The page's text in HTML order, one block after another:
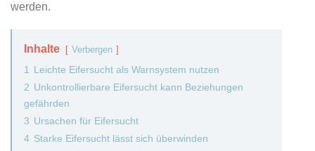
werden.
Inhalte Verbergen
1 Leichte Eifersucht als Warnsystem nutzen
2 Unkontrollierbare Eifersucht kann Beziehungen
gefährden
3 Ursachen für Eifersucht
4 Starke Eifersucht lässt sich überwinden